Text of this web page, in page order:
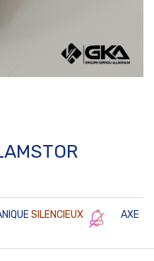
SILENCIEUX
AXE